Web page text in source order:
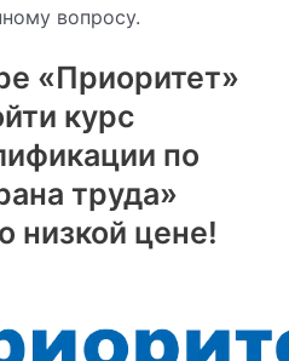
вопросу.
«Приоритет»
курс
по
труда»
низкой цене!